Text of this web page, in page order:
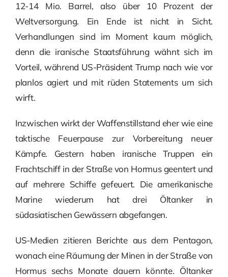
12-14 Mio. Barrel, also über 10 Prozent der
Weltversorgung. Ein Ende ist nicht in Sicht.
Verhandlungen sind im Moment kaum möglich,
denn die iranische Staatsführung wähnt sich im
Vorteil, während US-Präsident Trump nach wie vor
planlos agiert und mit rüden Statements um sich
wirft.
Inzwischen wirkt der Waffenstillstand eher wie eine
taktische Feuerpause zur Vorbereitung neuer
Kämpfe. Gestern haben iranische Truppen ein
Frachtschiff in der Straße von Hormus geentert und
auf mehrere Schiffe gefeuert. Die amerikanische
Marine wiederum hat drei Öltanker in
südasiatischen Gewässern abgefangen.
US-Medien zitieren Berichte aus dem Pentagon,
wonach eine Räumung der Minen in der Straße von
Hormus sechs Monate dauern könnte. Öltanker